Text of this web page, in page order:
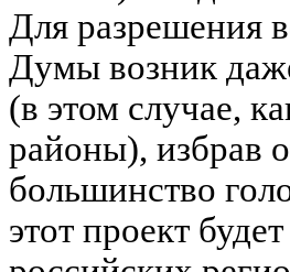
Для разрешения
Думы возник
(в этом случае,
районы), избрав
большинство
этот проект